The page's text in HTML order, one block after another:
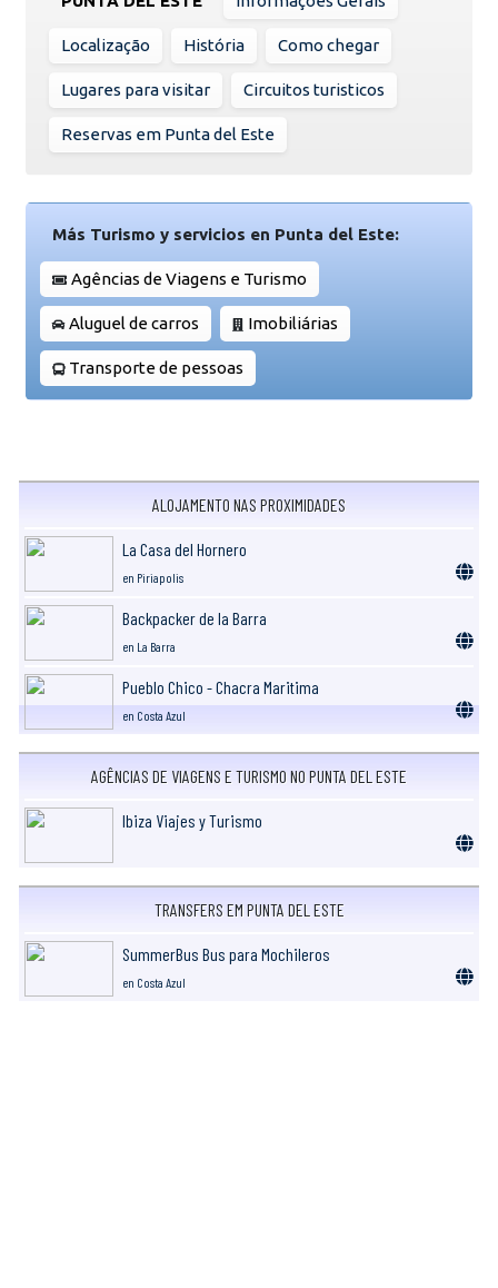
Localização História Como chegar
Lugares para visitar Circuitos turisticos
Reservas em Punta del Este
Más Turismo y servicios en Punta del Este:
Agências de Viagens e Turismo
Aluguel de carros Imobiliárias
Transporte de pessoas
ALOJAMENTO NAS PROXIMIDADES
La Casa del Hornero
en Piriapolis
Backpacker de la Barra
en La Barra
Pueblo Chico - Chacra Maritima
en Costa Azul
AGÊNCIAS DE VIAGENS E TURISMO NO PUNTA DEL ESTE
Ibiza Viajes y Turismo
TRANSFERS EM PUNTA DEL ESTE
SummerBus Bus para Mochileros
en Costa Azul